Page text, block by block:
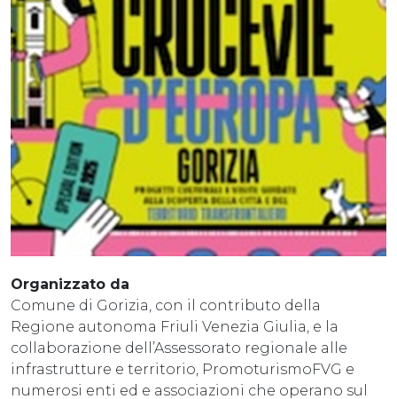
Organizzato da
Comune di Gorizia, con il contributo della
Regione autonoma Friuli Venezia Giulia, e la
collaborazione dell’Assessorato regionale alle
infrastrutture e territorio, PromoturismoFVG e
numerosi enti ed e associazioni che operano sul